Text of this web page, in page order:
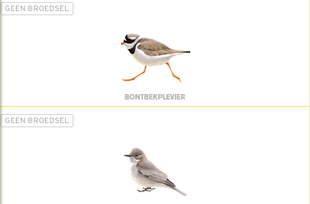
GEEN BROEDSEL
BONTBEKPLEVIER
GEEN BROEDSEL